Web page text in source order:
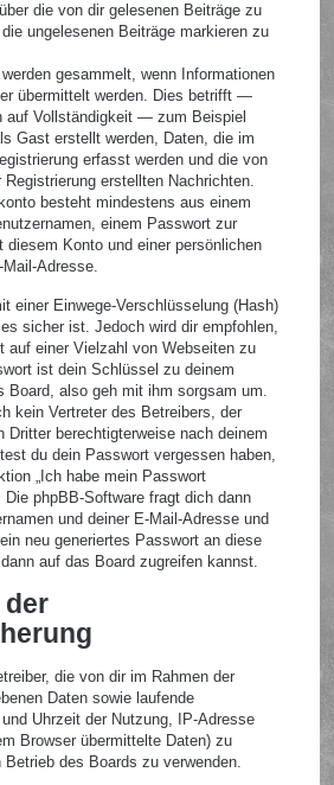
die von dir gelesenen Beiträge zu
ungelesenen Beiträge markieren zu
gesammelt, wenn Informationen
übermittelt werden. Dies betrifft —
auf Vollständigkeit — zum Beispiel
Gast erstellt werden, Daten, die im
erfasst werden und die von
Registrierung erstellten Nachrichten.
besteht mindestens aus einem
einem Passwort zur
diesem Konto und einer persönlichen
Adresse.
einer Einwege-Verschlüsselung (Hash)
sicher ist. Jedoch wird dir empfohlen,
auf einer Vielzahl von Webseiten zu
ist dein Schlüssel zu deinem
Board, also geh mit ihm sorgsam um.
kein Vertreter des Betreibers, der
Dritter berechtigterweise nach deinem
du dein Passwort vergessen haben,
„Ich habe mein Passwort
Die phpBB-Software fragt dich dann
und deiner E-Mail-Adresse und
neu generiertes Passwort an diese
auf das Board zugreifen kannst.
der
die von dir im Rahmen der
Daten sowie laufende
Uhrzeit der Nutzung, IP-Adresse
Browser übermittelte Daten) zu
des Boards zu verwenden.